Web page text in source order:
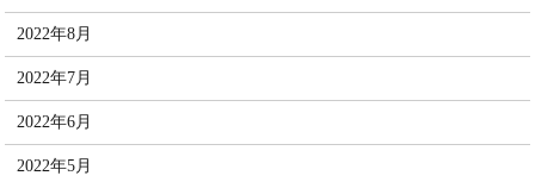
2022年8月
2022年7月
2022年6月
2022年5月